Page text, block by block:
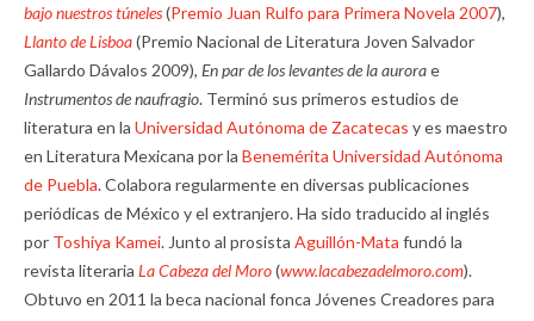
bajo nuestros túneles(Premio Juan Rulfo para Primera Novela 2007),
Llanto de Lisboa(Premio Nacional de Literatura Joven Salvador
Gallardo Dávalos 2009), En par de los levantes de la aurorae
Instrumentos de naufragio. Terminó sus primeros estudios de
literatura en la Universidad Autónoma de Zacatecas y es maestro
en Literatura Mexicana por la Benemérita Universidad Autónoma
de Puebla. Colabora regularmente en diversas publicaciones
periódicas de México y el extranjero. Ha sido traducido al inglés
por Toshiya Kamei. Junto al prosista Aguillón-Mata fundó la
revista literaria La Cabeza del Moro(www.lacabezadelmoro.com).
Obtuvo en 2011 la beca nacional fonca Jóvenes Creadores para